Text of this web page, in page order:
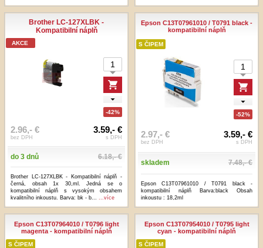
Brother LC-127XLBK -
Kompatibilní náplň
AKCE
-42%
2.96,- €
bez DPH
3.59,- €
s DPH
do 3 dnů 6.18,- €
Brother LC-127XLBK - Kompatibilní náplň -
černá, obsah 1x 30,ml. Jedná se o
kompatibilní náplň s vysokým obsahem
kvalitního inkoustu. Barva: bk - b...
...více
Epson C13T07961010 / T0791 black -
kompatibilní náplň
S ČIPEM
-52%
2.97,- €
bez DPH
3.59,- €
s DPH
skladem 7.48,- €
Epson C13T07961010 / T0791 black -
kompatibilní náplň Barva:black Obsah
inkoustu : 18,2ml
Epson C13T07964010 / T0796 light
magenta - kompatibilní náplň
S ČIPEM
Epson C13T07954010 / T0795 light
cyan - kompatibilní náplň
S ČIPEM